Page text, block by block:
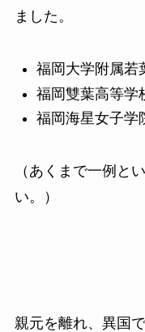
ました。
福岡大学附属若
福岡雙葉高等学
福岡海星女
（あくまで一例と
い。）
親元を離れ、異国